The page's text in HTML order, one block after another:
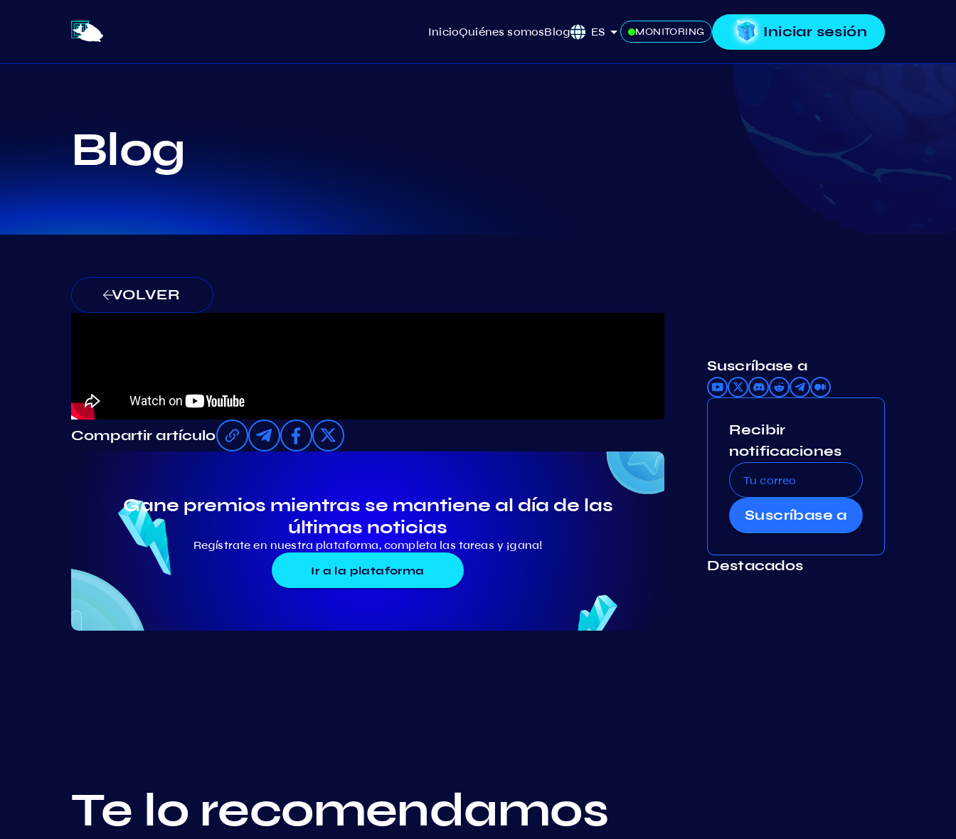
InicioQuiénes somosBlog ES MONITORING Iniciar sesión
Blog
VOLVER
Compartir artículo
Gane premios mientras se mantiene al día de las
últimas noticias
Regístrate en nuestra plataforma, completa las tareas y ¡gana!
Ir a la plataforma
Suscríbase a
Recibir
notificaciones
Suscríbase a
Destacados
Te lo recomendamos